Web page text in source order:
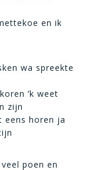
en ik
wa spreekte
‘k weet
zijn
eens horen ja
poen en